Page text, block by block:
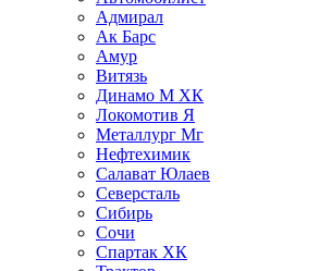
Адмирал
Ак Барс
Амур
Витязь
Динамо М ХК
Локомотив Я
Металлург Мг
Нефтехимик
Салават Юлаев
Северсталь
Сибирь
Сочи
Спартак ХК